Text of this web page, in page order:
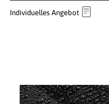
Individuelles Angebot